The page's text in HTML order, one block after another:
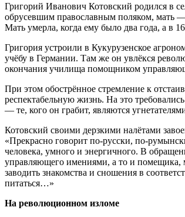
Григорий Иванович Котовский родился в
обрусевшим православным поляком, мать
Мать умерла, когда ему было два года, а в
Григория устроили в Кукурузенское
учёбу в Германии. Там же он увлёкся
окончания училища помощником
При этом обострённое стремление к
респектабельную жизнь. На это
— те, кого он грабит, являются
Котовский своими дерзкими налётами
«Прекрасно говорит по-русски, по-
человека, умного и энергичного. В
управляющего имениями, а то и помещика,
заводить знакомства и сношения в
питаться…»
На революционном изломе